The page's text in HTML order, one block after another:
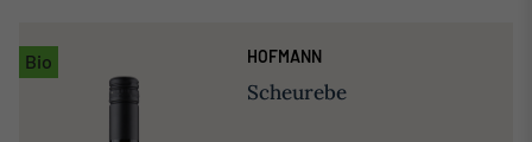
Bio HOFMANN
Scheurebe